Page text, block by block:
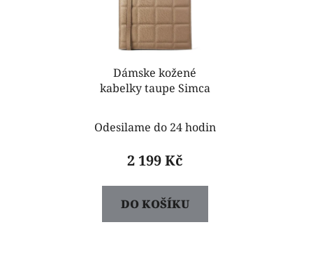
Dámske kožené
kabelky taupe Simca
Odesilame do 24 hodin
2 199 Kč
DO KOŠÍKU